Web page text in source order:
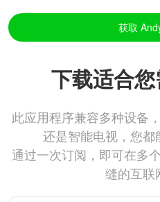
获取
下载适合
此应用程序兼容多种设备
还是智能电视，您都
通过一次订阅，即可在多
缝的互联